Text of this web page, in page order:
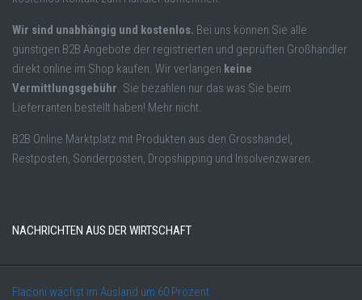
Wir sind unabhängig und kostenlos. Bei uns können Sie alle
günstigen B2B Angebote der registrierten und geprüften Großhändler
direkt online im Shop kaufen. Wir verlangen keine
Vermittlungsgebühr. Sie bezahlen nur das was Sie beim
Lieferranten bestellt haben! Mehr nicht.
B2B Online Marktplatz mit Produkten aus den Grosshandel,
Restposten, Sonderposten, Dropshipping und Insolvenzwaren.
NACHRICHTEN AUS DER WIRTSCHAFT
Flaconi wächst im Ausland um 60 Prozent